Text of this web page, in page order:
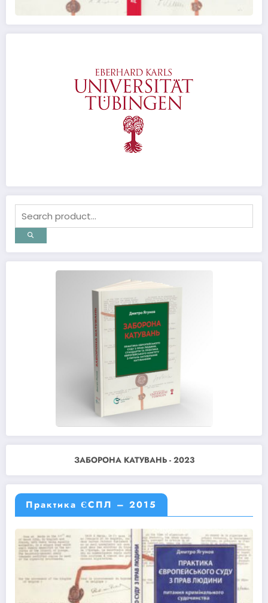
ЗАБОРОНА КАТУВАНЬ - 2023
Практика ЄСПЛ – 2015